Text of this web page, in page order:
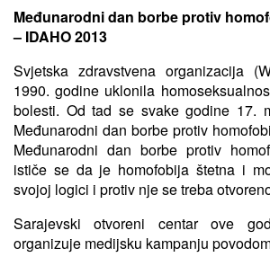
Međunarodni dan borbe protiv
– IDAHO 2013
Svjetska zdravstvena organizacija
1990. godine uklonila
bolesti. Od tad se svake godine 17.
Međunarodni dan borbe protiv
Međunarodni dan borbe protiv
ističe se da je homofobija štetna i
svojoj logici i protiv nje se treba
Sarajevski otvoreni centar ove
organizuje medijsku kampanju